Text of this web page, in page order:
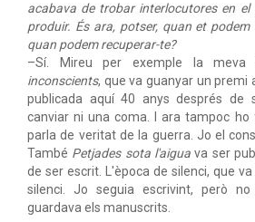
acabava de trobar interlocutores en
produir. És ara, potser, quan et
quan podem recuperar-te?
–Sí. Mireu per exemple la meva
inconscients, que va guanyar un premi
publicada aquí 40 anys després de
canviar ni una coma. I ara tampoc ho
parla de veritat de la guerra. Jo el
També Petjades sota l'aigua va ser
de ser escrit. L'època de silenci, que
silenci. Jo seguia escrivint, però no
guardava els manuscrits.